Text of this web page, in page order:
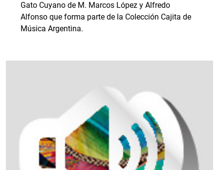
Gato Cuyano de M. Marcos López y Alfredo
Alfonso que forma parte de la Colección Cajita de
Música Argentina.